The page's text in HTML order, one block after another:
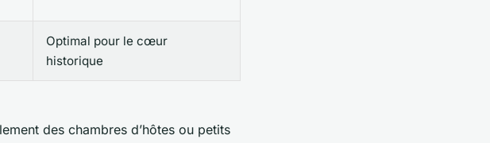
Optimal pour le cœur
historique
des chambres d’hôtes ou petits